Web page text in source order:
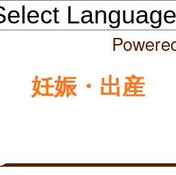
妊娠・出産